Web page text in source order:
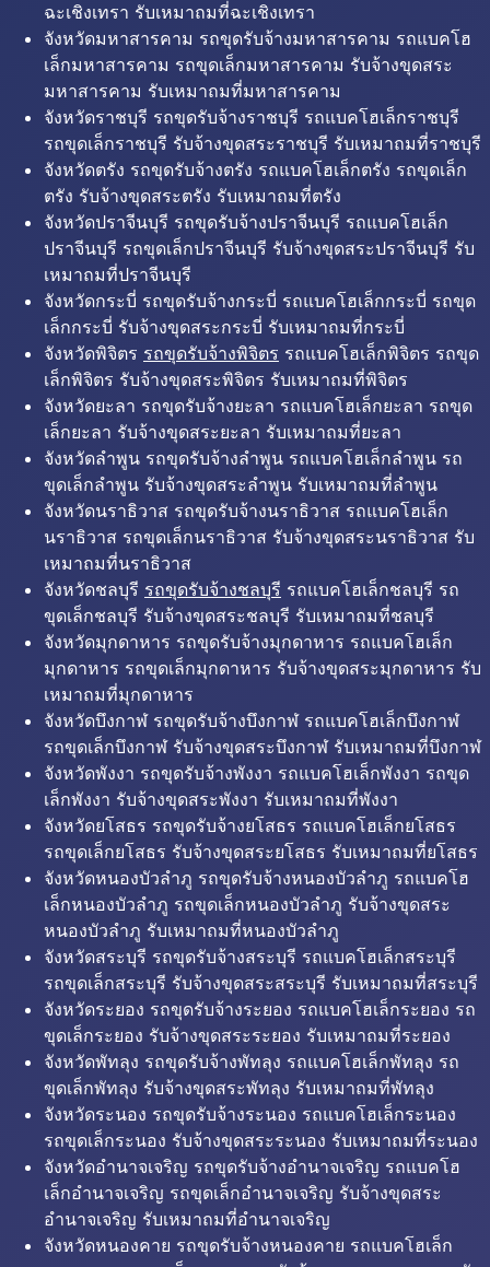
ฉะเชิงเทรา รับเหมาถมที่ฉะเชิงเทรา
จังหวัดมหาสารคาม รถขุดรับจ้างมหาสารคาม รถแบคโฮ
เล็กมหาสารคาม รถขุดเล็กมหาสารคาม รับจ้างขุดสระ
มหาสารคาม รับเหมาถมที่มหาสารคาม
จังหวัดราชบุรี รถขุดรับจ้างราชบุรี รถแบคโฮเล็กราชบุรี
รถขุดเล็กราชบุรี รับจ้างขุดสระราชบุรี รับเหมาถมที่ราชบุรี
จังหวัดตรัง รถขุดรับจ้างตรัง รถแบคโฮเล็กตรัง รถขุดเล็ก
ตรัง รับจ้างขุดสระตรัง รับเหมาถมที่ตรัง
จังหวัดปราจีนบุรี รถขุดรับจ้างปราจีนบุรี รถแบคโฮเล็ก
ปราจีนบุรี รถขุดเล็กปราจีนบุรี รับจ้างขุดสระปราจีนบุรี รับ
เหมาถมที่ปราจีนบุรี
จังหวัดกระบี่ รถขุดรับจ้างกระบี่ รถแบคโฮเล็กกระบี่ รถขุด
เล็กกระบี่ รับจ้างขุดสระกระบี่ รับเหมาถมที่กระบี่
จังหวัดพิจิตร รถขุดรับจ้างพิจิตร รถแบคโฮเล็กพิจิตร รถขุด
เล็กพิจิตร รับจ้างขุดสระพิจิตร รับเหมาถมที่พิจิตร
จังหวัดยะลา รถขุดรับจ้างยะลา รถแบคโฮเล็กยะลา รถขุด
เล็กยะลา รับจ้างขุดสระยะลา รับเหมาถมที่ยะลา
จังหวัดลำพูน รถขุดรับจ้างลำพูน รถแบคโฮเล็กลำพูน รถ
ขุดเล็กลำพูน รับจ้างขุดสระลำพูน รับเหมาถมที่ลำพูน
จังหวัดนราธิวาส รถขุดรับจ้างนราธิวาส รถแบคโฮเล็ก
นราธิวาส รถขุดเล็กนราธิวาส รับจ้างขุดสระนราธิวาส รับ
เหมาถมที่นราธิวาส
จังหวัดชลบุรี รถขุดรับจ้างชลบุรี รถแบคโฮเล็กชลบุรี รถ
ขุดเล็กชลบุรี รับจ้างขุดสระชลบุรี รับเหมาถมที่ชลบุรี
จังหวัดมุกดาหาร รถขุดรับจ้างมุกดาหาร รถแบคโฮเล็ก
มุกดาหาร รถขุดเล็กมุกดาหาร รับจ้างขุดสระมุกดาหาร รับ
เหมาถมที่มุกดาหาร
จังหวัดบึงกาฬ รถขุดรับจ้างบึงกาฬ รถแบคโฮเล็กบึงกาฬ
รถขุดเล็กบึงกาฬ รับจ้างขุดสระบึงกาฬ รับเหมาถมที่บึงกาฬ
จังหวัดพังงา รถขุดรับจ้างพังงา รถแบคโฮเล็กพังงา รถขุด
เล็กพังงา รับจ้างขุดสระพังงา รับเหมาถมที่พังงา
จังหวัดยโสธร รถขุดรับจ้างยโสธร รถแบคโฮเล็กยโสธร
รถขุดเล็กยโสธร รับจ้างขุดสระยโสธร รับเหมาถมที่ยโสธร
จังหวัดหนองบัวลำภู รถขุดรับจ้างหนองบัวลำภู รถแบคโฮ
เล็กหนองบัวลำภู รถขุดเล็กหนองบัวลำภู รับจ้างขุดสระ
หนองบัวลำภู รับเหมาถมที่หนองบัวลำภู
จังหวัดสระบุรี รถขุดรับจ้างสระบุรี รถแบคโฮเล็กสระบุรี
รถขุดเล็กสระบุรี รับจ้างขุดสระสระบุรี รับเหมาถมที่สระบุรี
จังหวัดระยอง รถขุดรับจ้างระยอง รถแบคโฮเล็กระยอง รถ
ขุดเล็กระยอง รับจ้างขุดสระระยอง รับเหมาถมที่ระยอง
จังหวัดพัทลุง รถขุดรับจ้างพัทลุง รถแบคโฮเล็กพัทลุง รถ
ขุดเล็กพัทลุง รับจ้างขุดสระพัทลุง รับเหมาถมที่พัทลุง
จังหวัดระนอง รถขุดรับจ้างระนอง รถแบคโฮเล็กระนอง
รถขุดเล็กระนอง รับจ้างขุดสระระนอง รับเหมาถมที่ระนอง
จังหวัดอำนาจเจริญ รถขุดรับจ้างอำนาจเจริญ รถแบคโฮ
เล็กอำนาจเจริญ รถขุดเล็กอำนาจเจริญ รับจ้างขุดสระ
อำนาจเจริญ รับเหมาถมที่อำนาจเจริญ
จังหวัดหนองคาย รถขุดรับจ้างหนองคาย รถแบคโฮเล็ก